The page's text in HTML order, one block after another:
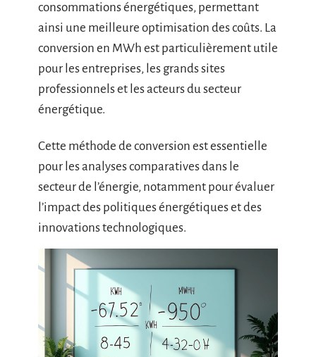
consommations énergétiques, permettant
ainsi une meilleure optimisation des coûts. La
conversion en MWh est particulièrement utile
pour les entreprises, les grands sites
professionnels et les acteurs du secteur
énergétique.
Cette méthode de conversion est essentielle
pour les analyses comparatives dans le
secteur de l’énergie, notamment pour évaluer
l’impact des politiques énergétiques et des
innovations technologiques.